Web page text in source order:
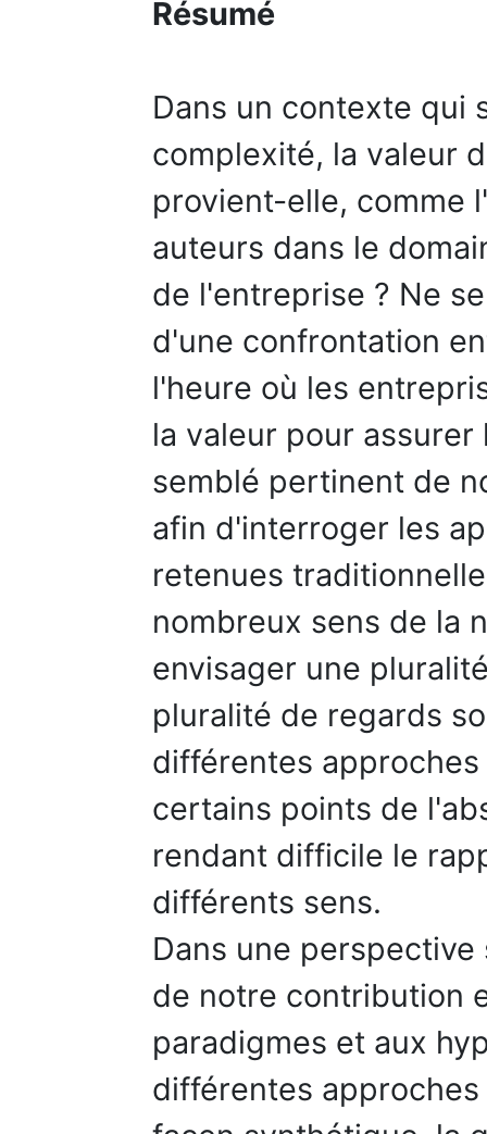
Résumé
Dans un contexte qui
complexité, la valeur
provient-elle, comme
auteurs dans le
de l'entreprise ? Ne
d'une confrontation
l'heure où les
la valeur pour
semblé pertinent de
afin d'interroger les
retenues
nombreux sens de la
envisager une
pluralité de regards
différentes
certains points de
rendant difficile le
différents sens.
Dans une
de notre contribution
paradigmes et aux
différentes